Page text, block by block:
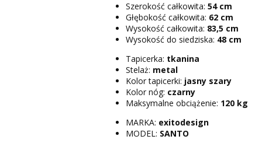
Szerokość całkowita: 54 cm
Głębokość całkowita: 62 cm
Wysokość całkowita: 83,5 cm
Wysokość do siedziska: 48 cm
Tapicerka: tkanina
Stelaż: metal
Kolor tapicerki: jasny szary
Kolor nóg: czarny
Maksymalne obciążenie: 120 kg
MARKA: exitodesign
MODEL: SANTO